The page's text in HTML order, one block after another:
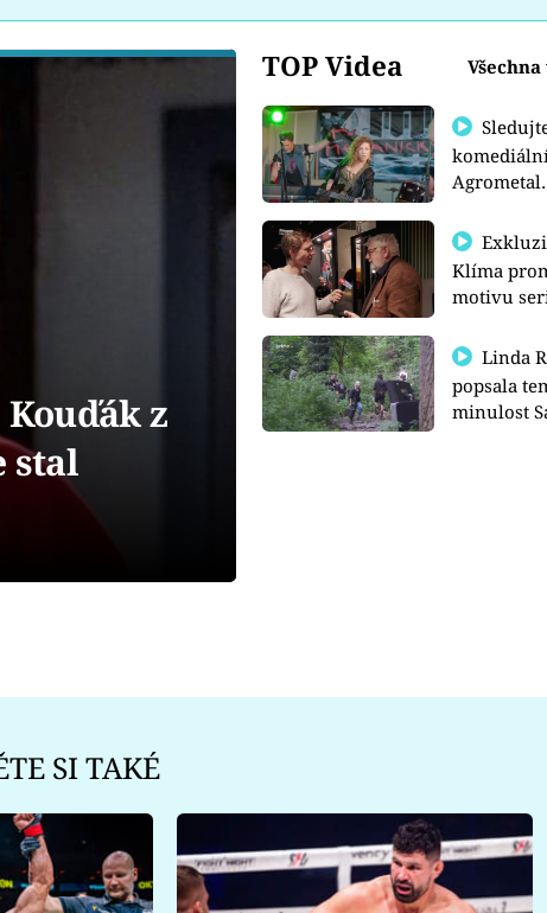
TOP Videa
Sledujte
Agrometal
prima+
Exkluzivně: Josef
Klíma
motivu
Linda Rybová
popsala
minulost
z
stal
SI TAKÉ